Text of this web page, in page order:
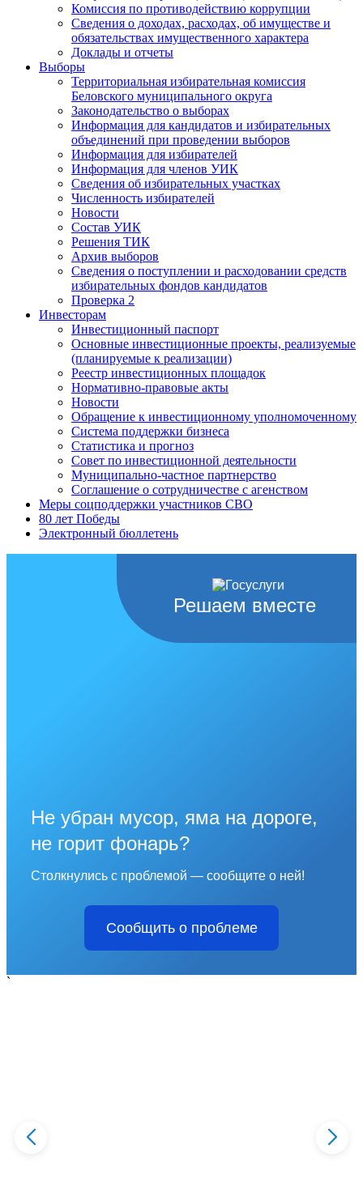
Комиссия по противодействию коррупции
Сведения о доходах, расходах, об имуществе и
обязательствах имущественного характера
Доклады и отчеты
Выборы
Территориальная избирательная комиссия
Беловского муниципального округа
Законодательство о выборах
Информация для кандидатов и избирательных
объединений при проведении выборов
Информация для избирателей
Информация для членов УИК
Сведения об избирательных участках
Численность избирателей
Новости
Состав УИК
Решения ТИК
Архив выборов
Сведения о поступлении и расходовании средств
избирательных фондов кандидатов
Проверка 2
Инвесторам
Инвестиционный паспорт
Основные инвестиционные проекты, реализуемые
(планируемые к реализации)
Реестр инвестиционных площадок
Нормативно-правовые акты
Новости
Обращение к инвестиционному уполномоченному
Система поддержки бизнеса
Статистика и прогноз
Совет по инвестиционной деятельности
Муниципально-частное партнерство
Соглашение о сотрудничестве с агенством
Меры соцподдержки участников СВО
80 лет Победы
Электронный бюллетень
Решаем вместе
Не убран мусор, яма на дороге,
не горит фонарь?
Столкнулись с проблемой — сообщите о ней!
Сообщить о проблеме
`